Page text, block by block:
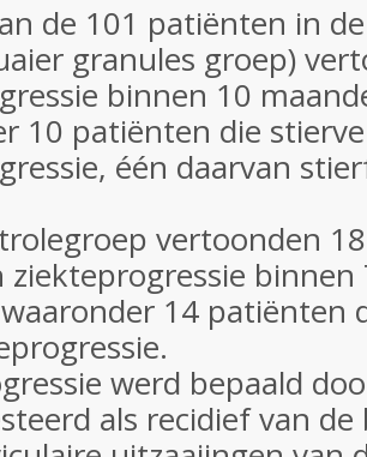
de 101 patiënten in
granules groep)
binnen 10
10 patiënten die
één daarvan
vertoonden
binnen
14 patiënten
werd bepaald
als recidief van